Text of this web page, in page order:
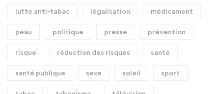
lutte anti-tabac légalisation médicament
peau politique presse prévention
risque réduction des risques santé
santé publique sexe soleil sport